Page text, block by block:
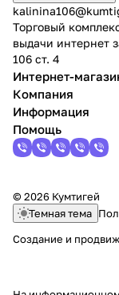
Торговый
выдачи интернет
106 ст. 4
Интернет-
Компания
Информация
Помощь
© 2026 Кумтигей
Темная тема
Создание и